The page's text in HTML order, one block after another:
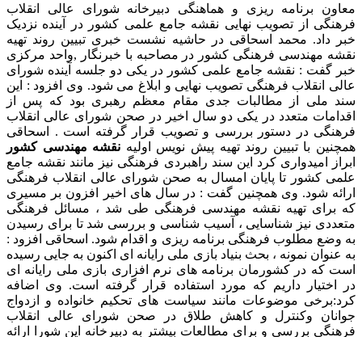
معاون برنامه ریزی و هماهنگی دبیرخانه شورای عالی انقلاب
فرهنگی از تصویب نهایی نقشه جامع علمی کشور در آینده نزدیک
خبر داد. محمد اسحاقی در حاشیه نشست خبری تبیین روند تهیه
نقشه مهندسی فرهنگی کشور در مصاحبه با خبرنگار ,واحد مرکزی
خبر گفت : نقشه جامع علمی کشور در یکی دو جلسه آینده شورای
عالی انقلاب فرهنگی تصویب نهایی و ابلاغ می شود. وی افزود : این
سند ملی از مطالبات جدی مقام معظم رهبری بود که پس از
اقدامات متعدد در یکی دو سال اخیر در صحن شورای عالی انقلاب
فرهنگی در دستور بررسی و تصویب قرار گرفته است . اسحاقی
همچنین با تبیین روند تهیه پیش نویس اولیه نقشه مهندسی کشور
ابراز امیدواری کرد این سند راهبردی فرهنگی نیز مانند نقشه جامع
علمی کشور تا پایان امسال به صحن شورای عالی انقلاب فرهنگی
ارائه شود. وی همچنین گفت : در سال های اخیر افزون بر مسیری
که برای تهیه نقشه مهندسی فرهنگی طی شد ، مسائل فرهنگی
متعددی نیز شناسایی ، آسیب شناسی و بررسی شد تا برای رسیدن
به وضع مطلوب فرهنگی برنامه ریزی و اقدام شود. اسحاقی افزود :
به عنوان نمونه ، بحث بنیاد بازی ملی رایانه ای اکنون به جایی رسیده
است که در کشورمان برنامه های نرم افزاری بازی ملی رایانه ای
در اختیار داریم که مورد استفاده قرار گرفته است. وی اضافه
کرد:برخی موضوعات مانند سیاست های تحکیم خانواده و ازدواج
جوانان وکنترل و کاهش طلاق در صحن شورای عالی انقلاب
فرهنگی بررسی و برای مطالعات بیشتر به دبیرخانه این شورا ارائه